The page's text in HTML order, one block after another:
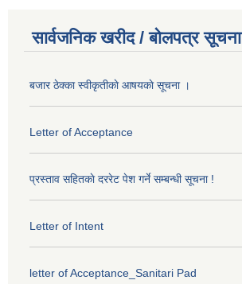
सार्वजनिक खरीद / बोलपत्र सूचना
बजार ठेक्का स्वीकृतीकाे आषयकाे सूचना ।
Letter of Acceptance
प्रस्ताव सहितकाे दररेट पेश गर्ने सम्बन्धी सूचना !
Letter of Intent
letter of Acceptance_Sanitari Pad